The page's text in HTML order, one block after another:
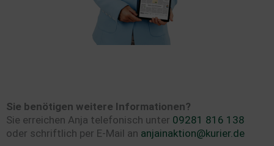
Sie benötigen weitere Informationen?
Sie erreichen Anja telefonisch unter 09281 816 138
oder schriftlich per E-Mail an anjainaktion@kurier.de